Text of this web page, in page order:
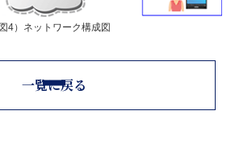
図4）ネットワーク構成図
一覧に戻る